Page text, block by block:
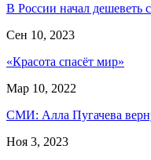
В России начал дешеветь
Сен 10, 2023
«Красота спасёт мир»
Мар 10, 2022
СМИ: Алла Пугачева
Ноя 3, 2023